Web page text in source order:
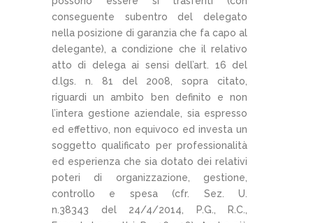
conseguente subentro del delegato
nella posizione di garanzia che fa capo al
delegante), a condizione che il relativo
atto di delega ai sensi dell’art. 16 del
d.lgs. n. 81 del 2008, sopra citato,
riguardi un ambito ben definito e non
l’intera gestione aziendale, sia espresso
ed effettivo, non equivoco ed investa un
soggetto qualificato per professionalità
ed esperienza che sia dotato dei relativi
poteri di organizzazione, gestione,
controllo e spesa (cfr. Sez. U.
n.38343 del 24/4/2014, P.G., R.C.,